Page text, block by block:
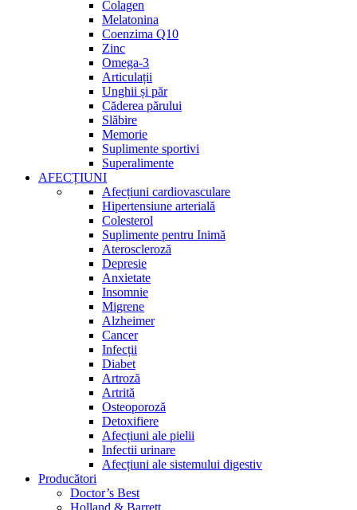
Colagen
Melatonina
Coenzima Q10
Zinc
Omega-3
Articulații
Unghii și păr
Căderea părului
Slăbire
Memorie
Suplimente sportivi
Superalimente
AFECȚIUNI
Afecțiuni cardiovasculare
Hipertensiune arterială
Colesterol
Suplimente pentru Inimă
Ateroscleroză
Depresie
Anxietate
Insomnie
Migrene
Alzheimer
Cancer
Infecții
Diabet
Artroză
Artrită
Osteoporoză
Detoxifiere
Afecțiuni ale pielii
Infectii urinare
Afecțiuni ale sistemului digestiv
Producători
Doctor’s Best